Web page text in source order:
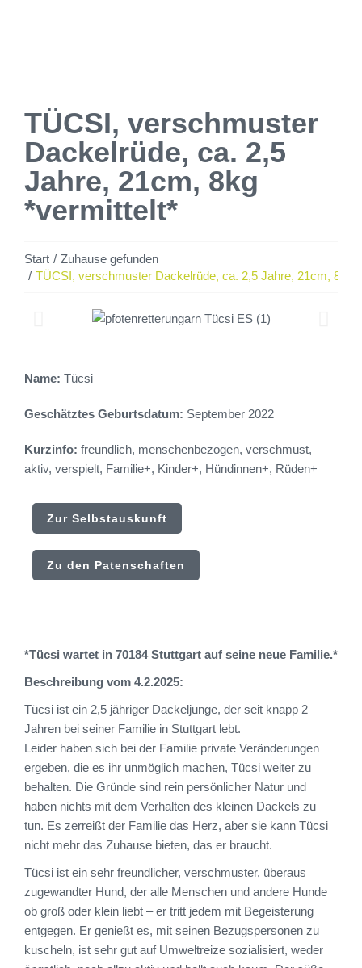
TÜCSI, verschmuster
Dackelrüde, ca. 2,5
Jahre, 21cm, 8kg
*vermittelt*
Start
Zuhause gefunden
TÜCSI, verschmuster Dackelrüde, ca. 2,5 Jahre, 21cm, 8kg
Name: Tücsi
Geschätztes Geburtsdatum: September 2022
Kurzinfo: freundlich, menschenbezogen, verschmust,
aktiv, verspielt, Familie+, Kinder+, Hündinnen+, Rüden+
Zur Selbstauskunft
Zu den Patenschaften
*Tücsi wartet in 70184 Stuttgart auf seine neue Familie.*
Beschreibung vom 4.2.2025:
Tücsi ist ein 2,5 jähriger Dackeljunge, der seit knapp 2
Jahren bei seiner Familie in Stuttgart lebt.
Leider haben sich bei der Familie private Veränderungen
ergeben, die es ihr unmöglich machen, Tücsi weiter zu
behalten. Die Gründe sind rein persönlicher Natur und
haben nichts mit dem Verhalten des kleinen Dackels zu
tun. Es zerreißt der Familie das Herz, aber sie kann Tücsi
nicht mehr das Zuhause bieten, das er braucht.
Tücsi ist ein sehr freundlicher, verschmuster, überaus
zugewandter Hund, der alle Menschen und andere Hunde
ob groß oder klein liebt – er tritt jedem mit Begeisterung
entgegen. Er genießt es, mit seinen Bezugspersonen zu
kuscheln, ist sehr gut auf Umweltreize sozialisiert, weder